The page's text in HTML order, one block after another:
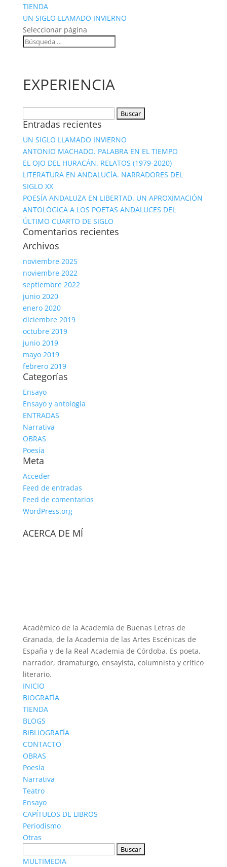
TIENDA
UN SIGLO LLAMADO INVIERNO
Seleccionar página
EXPERIENCIA
Entradas recientes
UN SIGLO LLAMADO INVIERNO
ANTONIO MACHADO. PALABRA EN EL TIEMPO
EL OJO DEL HURACÁN. RELATOS (1979-2020)
LITERATURA EN ANDALUCÍA. NARRADORES DEL
SIGLO XX
POESÍA ANDALUZA EN LIBERTAD. UN APROXIMACIÓN
ANTOLÓGICA A LOS POETAS ANDALUCES DEL
ÚLTIMO CUARTO DE SIGLO
Comentarios recientes
Archivos
noviembre 2025
noviembre 2022
septiembre 2022
junio 2020
enero 2020
diciembre 2019
octubre 2019
junio 2019
mayo 2019
febrero 2019
Categorías
Ensayo
Ensayo y antología
ENTRADAS
Narrativa
OBRAS
Poesía
Meta
Acceder
Feed de entradas
Feed de comentarios
WordPress.org
ACERCA DE MÍ
Académico de la Academia de Buenas Letras de
Granada, de la Academia de las Artes Escénicas de
España y de la Real Academia de Córdoba. Es poeta,
narrador, dramaturgo, ensayista, columnista y crítico
literario.
INICIO
BIOGRAFÍA
TIENDA
BLOGS
BIBLIOGRAFÍA
CONTACTO
OBRAS
Poesía
Narrativa
Teatro
Ensayo
CAPÍTULOS DE LIBROS
Periodismo
Otras
MULTIMEDIA